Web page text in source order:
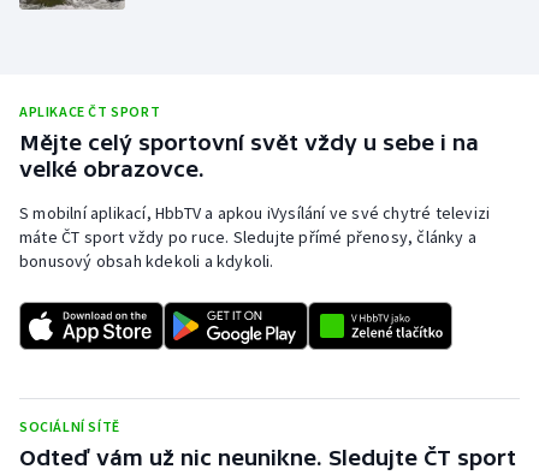
Ragby
Rychlostní kanoistika
Short track
Stolní tenis
APLIKACE ČT SPORT
Mějte celý sportovní svět vždy u sebe i na
velké obrazovce.
S mobilní aplikací, HbbTV a apkou iVysílání ve své chytré televizi
máte ČT sport vždy po ruce. Sledujte přímé přenosy, články a
bonusový obsah kdekoli a kdykoli.
SOCIÁLNÍ SÍTĚ
Odteď vám už nic neunikne. Sledujte ČT sport